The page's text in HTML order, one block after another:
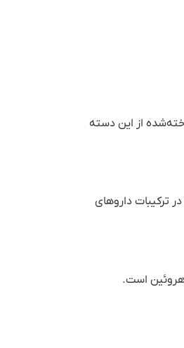
از این دسته
ترکیبات داروهای